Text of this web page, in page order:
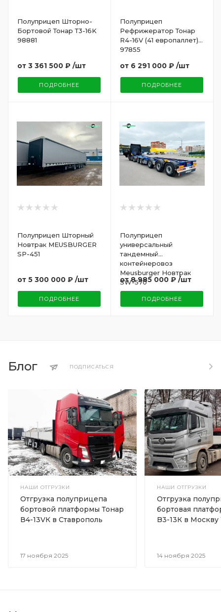
Полуприцеп Шторно-
Бортовой Тонар Т3-16K
98881
от 3 361 500 ₽ /шт
ПОДРОБНЕЕ
Полуприцеп
Рефрижератор Тонар
R4-16V (41 европаллет)
97855
от 6 291 000 ₽ /шт
ПОДРОБНЕЕ
Полуприцеп Шторный
Новтрак MEUSBURGER
SP-451
от 5 300 000 ₽ /шт
ПОДРОБНЕЕ
Полуприцеп
универсальный
тандемный
контейнеровоз
Meusburger Новтрак
SW-570
от8 985 000 ₽ /шт
ПОДРОБНЕЕ
Блог ПОДПИСАТЬСЯ
НАШИ ОТГРУЗКИ
17 ноября 2025
Отгрузка полуприцепа
бортовой платформы Тонар
В4-13VК в Ставрополь
НАШИ ОТГРУЗКИ
14 ноября 2025
Отгрузка
бортовая
B3-13К в Москву